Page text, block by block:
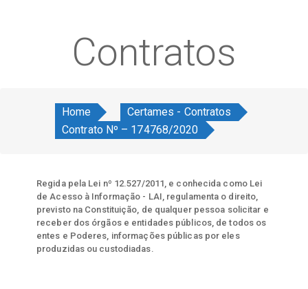
Contratos
Home
Certames - Contratos
Contrato Nº – 174768/2020
Regida pela Lei nº 12.527/2011, e conhecida como Lei
de Acesso à Informação - LAI, regulamenta o direito,
previsto na Constituição, de qualquer pessoa solicitar e
receber dos órgãos e entidades públicos, de todos os
entes e Poderes, informações públicas por eles
produzidas ou custodiadas.